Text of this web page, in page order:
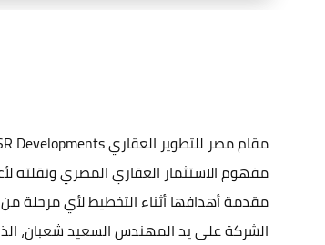
مفهوم الاستثمار العقاري المصري ونقلته
مقدمة أهدافها أثناء التخطيط لأي
الشركة على يد المهندس السعيد شعبان، الذي يتمتع بخبرة تزيد عن 25 عامًا في هذا المجال، وهو على استعداد